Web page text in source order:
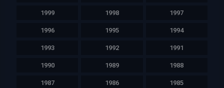
1999 1998 1997
1996 1995 1994
1993 1992 1991
1990 1989 1988
1987 1986 1985